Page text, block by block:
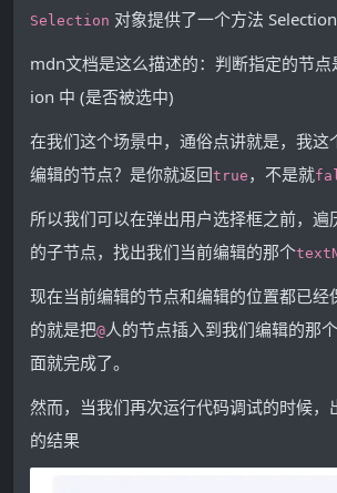
Selection 对象提供了一个方法
mdn文档是这么描述的：判断指定的节点
ion 中 (是否被选中)
在我们这个场景中，通俗点讲就是，我这
编辑的节点？是你就返回true ，不是就
所以我们可以在弹出用户选择框之前，遍
的子节点，找出我们当前编辑的那个
现在当前编辑的节点和编辑的位置都已经
的就是把@人的节点插入到我们编辑的那个
面就完成了。
然而，当我们再次运行代码调试的时候，
的结果